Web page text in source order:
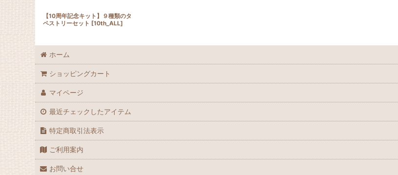
【10周年記念キット】９種類のタ
ペストリーセット [10th_ALL]
ホーム
ショッピングカート
マイページ
最近チェックしたアイテム
特定商取引法表示
ご利用案内
お問い合せ